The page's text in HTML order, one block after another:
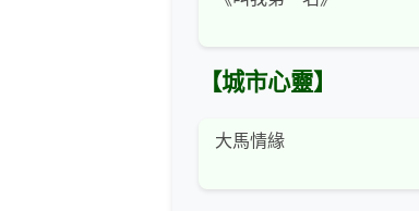
【城市心靈】
大馬情緣